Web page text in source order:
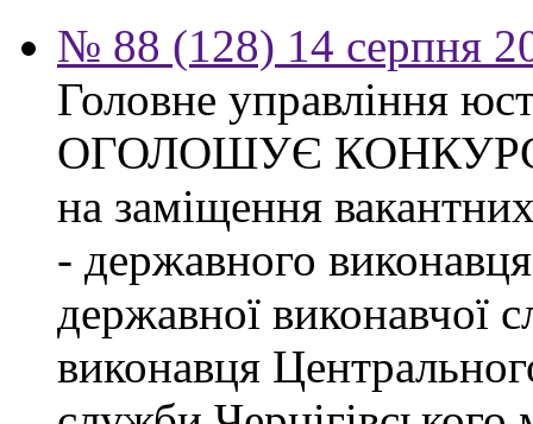
№ 88 (128) 14 серпня
Головне управління
ОГОЛОШУЄ
на заміщення
- державного
державної виконавчої
виконавця